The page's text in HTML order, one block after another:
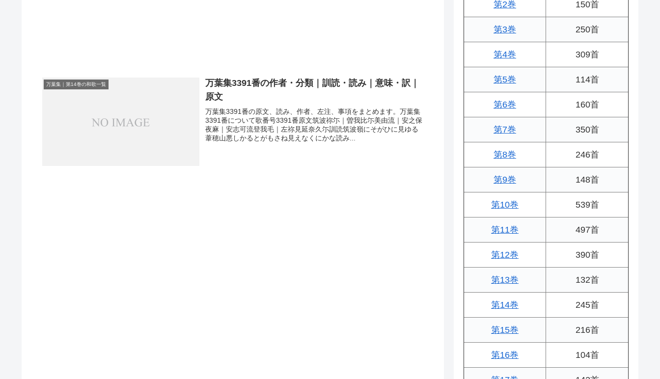
万葉集｜第14巻の和歌一覧
万葉集3391番の作者・分類｜訓読・読み｜意味・訳｜
原文
万葉集3391番の原文、読み、作者、左注、事項をまとめます。万葉集
3391番について歌番号3391番原文筑波祢尓｜曽我比尓美由流｜安之保
夜麻｜安志可流登我毛｜左祢見延奈久尓訓読筑波嶺にそがひに見ゆる
葦穂山悪しかるとがもさね見えなくにかな読み...
第2巻 150首
第3巻 250首
第4巻 309首
第5巻 114首
第6巻 160首
第7巻 350首
第8巻 246首
第9巻 148首
第10巻 539首
第11巻 497首
第12巻 390首
第13巻 132首
第14巻 245首
第15巻 216首
第16巻 104首